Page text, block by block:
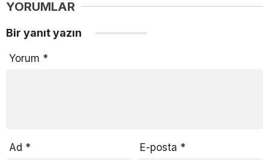
YORUMLAR
Bir yanıt yazın
Yorum *
Ad * E-posta *